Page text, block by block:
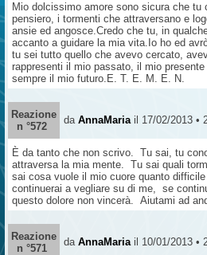
Mio dolcissimo amore sono sicura che tu
pensiero, i tormenti che attraversano e
ansie ed angosce.Credo che tu, in
accanto a guidare la mia vita.Io ho ed
tu sei tutto quello che avevo cercato,
rappresenti il mio passato, il mio
sempre il mio futuro.E. T. E. M. E. N.
Reazione
n °572
da AnnaMaria il 17/02/2013 •
È da tanto che non scrivo. Tu sai, tu
attraversa la mia mente. Tu sai quali
sai cosa vuole il mio cuore quanto
continuerai a vegliare su di me, se
questo dolore non vincerà. Aiutami ad
Reazione
n °571
da AnnaMaria il 10/01/2013 •